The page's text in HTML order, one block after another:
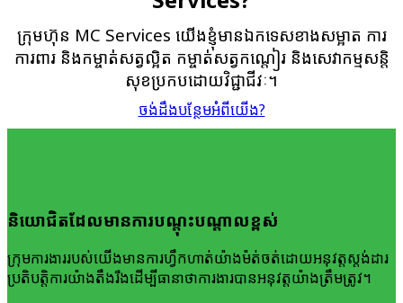
ក្រុមហ៊ុន MC Services យើងខ្ញុំ​មាន​ឯកទេស​ខាង​សម្អាត ការ
ការពារ និងកម្ចាត់​សត្វ​ល្អិត កម្ចាត់​សត្វ​កណ្តៀរ និ​ងសេវាកម្ម​សន្តិ
សុខ​ប្រកបដោយ​វិជ្ជាជីវៈ។
ចង់ដឹង​បន្ថែម​អំពី​យើង?
និយោជិត​ដែល​មាន​ការបណ្តុះបណ្តាល​ខ្ពស់
ក្រុមការងារ​របស់​យើង​មាន​ការហ្វឹកហាត់​យ៉ាង​ម៉ត់ចត់​ដោយ​អនុវត្ត​ស្តង់ដារ​
ប្រតិបត្តិការ​យ៉ាង​តឹងរឹង​ដើម្បី​ធានា​ថា​ការងារ​បានអនុវត្ត​យ៉ាងត្រឹមត្រូវ។